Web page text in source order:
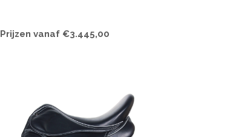
Prijzen vanaf €3.445,00